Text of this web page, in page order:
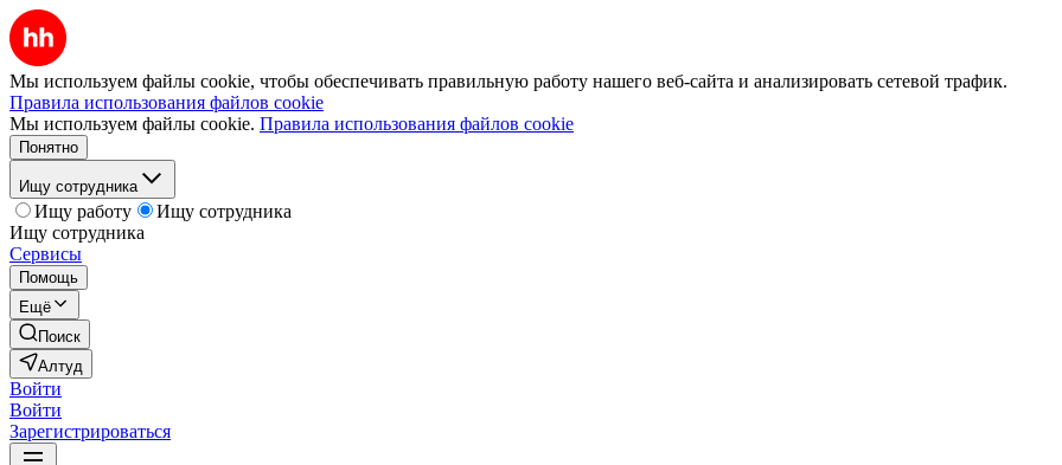
Мы используем файлы cookie, чтобы обеспечивать правильную работу нашего веб-сайта и анализировать сетевой трафик.
Правила использования файлов cookie
Мы используем файлы cookie. Правила использования файлов cookie
Понятно
Ищу сотрудника
Ищу работу
Ищу сотрудника
Ищу сотрудника
Сервисы
Помощь
Ещё
Поиск
Алтуд
Войти
Войти
Зарегистрироваться